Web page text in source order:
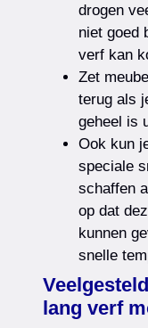
drogen
niet goed
verf kan
Zet
terug als
geheel is
Ook kun
speciale
schaffen
op dat
kunnen
snelle
lang verf